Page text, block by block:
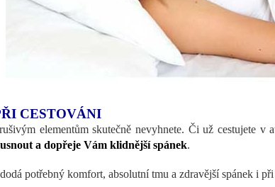
CESTOVÁNI
elementům skutečně nevyhnete. Či už cestujete v
a dopřeje Vám klidnější spánek
potřebný komfort, absolutní tmu a zdravější spánek i při